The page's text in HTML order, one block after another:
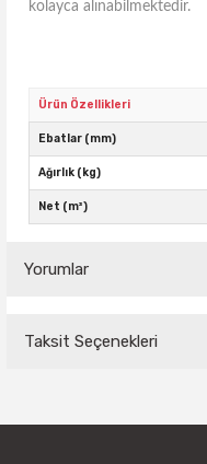
kolayca alınabilmektedir.
Ürün Özellikleri
Ebatlar (mm)
Ağırlık (kg)
Net (m³)
Yorumlar
Taksit Seçenekleri